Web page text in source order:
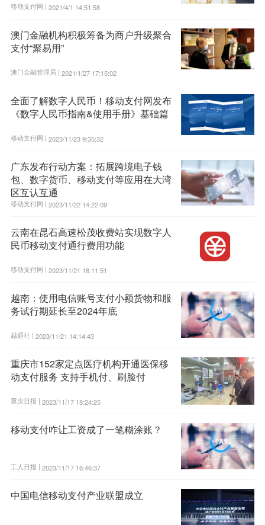
移动支付网 | 2021/4/1 14:51:58
澳门金融机构积极筹备为商户升级聚合
支付“聚易用”
澳门金融管理局 | 2021/1/27 17:15:02
全面了解数字人民币！移动支付网发布
《数字人民币指南&使用手册》基础篇
移动支付网 | 2023/11/23 9:35:32
广东发布行动方案：拓展跨境电子钱
包、数字货币、移动支付等应用在大湾
区互认互通
移动支付网 | 2023/11/22 14:22:09
云南在昆石高速松茂收费站实现数字人
民币移动支付通行费用功能
移动支付网 | 2023/11/21 18:11:51
越南：使用电信账号支付小额货物和服
务试行期延长至2024年底
越通社 | 2023/11/21 14:14:43
重庆市152家定点医疗机构开通医保移
动支付服务 支持手机付、刷脸付
重庆日报 | 2023/11/17 18:24:25
移动支付咋让工资成了一笔糊涂账？
工人日报 | 2023/11/17 16:46:37
中国电信移动支付产业联盟成立